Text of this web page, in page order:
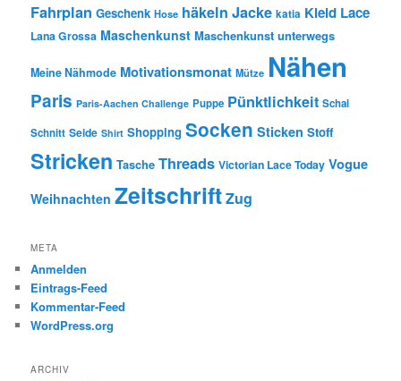
Fahrplan Geschenk Hose häkeln Jacke katia Kleid Lace
Lana Grossa Maschenkunst Maschenkunst unterwegs
Meine Nähmode Motivationsmonat Mütze Nähen
Paris Paris-Aachen Challenge Puppe Pünktlichkeit Schal
Schnitt Seide Shirt Shopping Socken Sticken Stoff
Stricken Tasche Threads Victorian Lace Today Vogue
Weihnachten ZeitschriftZug
META
Anmelden
Eintrags-Feed
Kommentar-Feed
WordPress.org
ARCHIV